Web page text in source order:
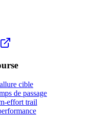
cible
de passage
effort trail